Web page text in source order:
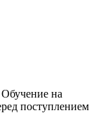
на
поступлением